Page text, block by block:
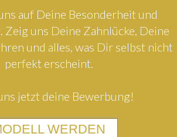
auf Deine Besonderheit und
Zeig uns Deine Zahnlücke, Deine
und alles, was Dir selbst nicht
perfekt erscheint.
jetzt deine Bewerbung!
WERDEN